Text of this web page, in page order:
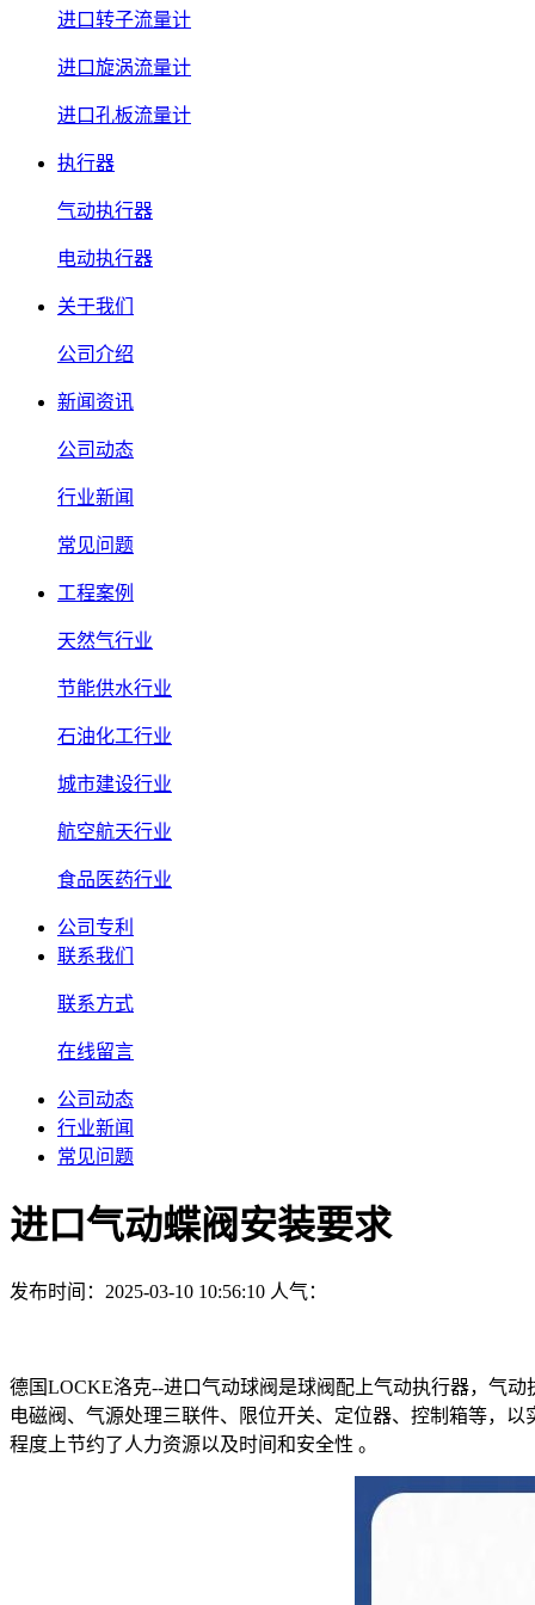
进口转子流量计
进口旋涡流量计
进口孔板流量计
执行器
气动执行器
电动执行器
关于我们
公司介绍
新闻资讯
公司动态
行业新闻
常见问题
工程案例
天然气行业
节能供水行业
石油化工行业
城市建设行业
航空航天行业
食品医药行业
公司专利
联系我们
联系方式
在线留言
公司动态
行业新闻
常见问题
进口气动蝶阀安装要求
发布时间：2025-03-10 10:56:10 人气：
德国LOCKE洛克--进口气动球阀是球阀配上气动执行器，气
电磁阀、气源处理三联件、限位开关、定位器、控制箱等，
程度上节约了人力资源以及时间和安全性 。